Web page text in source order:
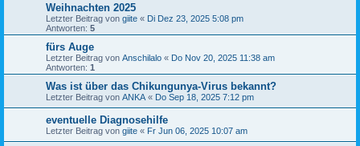
Weihnachten 2025
Letzter Beitrag von giite « Di Dez 23, 2025 5:08 pm
Antworten: 5
fürs Auge
Letzter Beitrag von Anschilalo « Do Nov 20, 2025 11:38 am
Antworten: 1
Was ist über das Chikungunya-Virus bekannt?
Letzter Beitrag von ANKA « Do Sep 18, 2025 7:12 pm
eventuelle Diagnosehilfe
Letzter Beitrag von giite « Fr Jun 06, 2025 10:07 am